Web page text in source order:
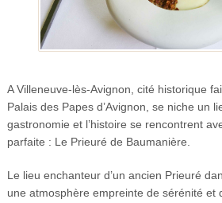
A Villeneuve-lès-Avignon, cité historique
Palais des Papes d’Avignon, se niche un
gastronomie et l’histoire se rencontrent
parfaite : Le Prieuré de Baumanière.
Le lieu enchanteur d’un ancien Prieuré
une atmosphère empreinte de sérénité